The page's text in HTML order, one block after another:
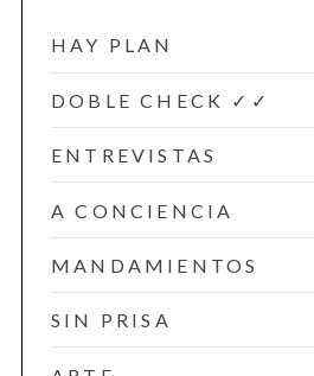
HAY PLAN
DOBLE CHECK ✓✓
ENTREVISTAS
A CONCIENCIA
MANDAMIENTOS
SIN PRISA